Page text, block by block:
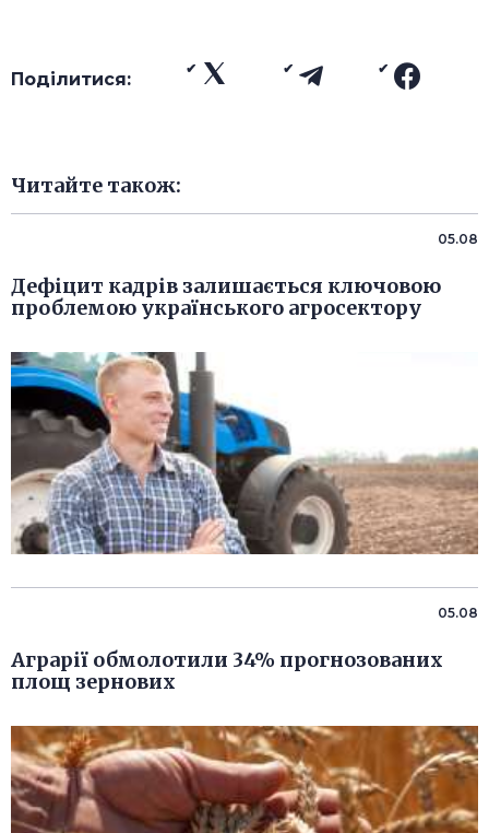
Поділитися:
Читайте також:
05.08
Дефіцит кадрів залишається ключовою
проблемою українського агросектору
05.08
Аграрії обмолотили 34% прогнозованих
площ зернових